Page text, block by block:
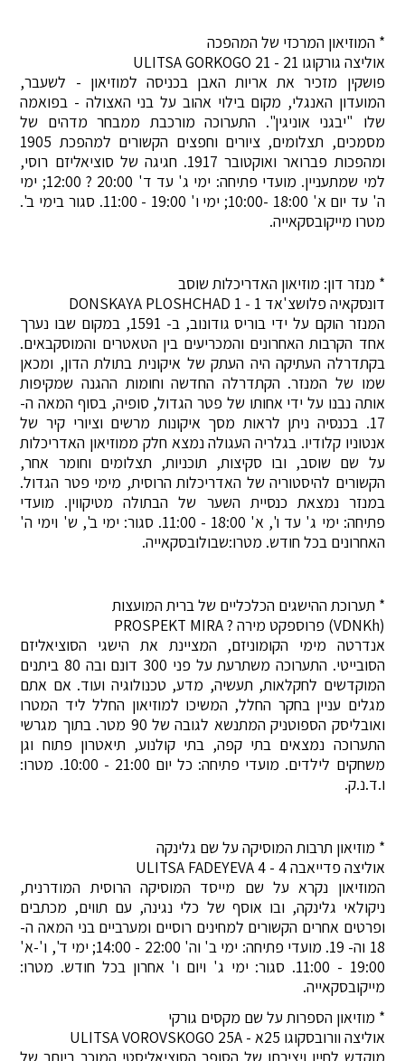
* המוזיאון המרכזי של המהפכה
אוליצה גורקוגו 21 - ULITSA GORKOGO 21
פושקין מזכיר את אריות האבן בכניסה למוזיאון - לשעבר,
המועדון האנגלי, מקום בילוי אהוב על בני האצולה - בפואמה
שלו "יבגני אוניגין". התערוכה מורכבת ממבחר מדהים של
מסמכים, תצלומים, ציורים וחפצים הקשורים למהפכת 1905
ומהפכות פברואר ואוקטובר 1917. חגיגה של סוציאליזם רוסי,
למי שמתעניין. מועדי פתיחה: ימי ג' עד ד' 20:00 ? 12:00; ימי
ה' עד יום א' 18:00 -10:00; ימי ו' 19:00 - 11:00. סגור בימי ב'.
מטרו מייקובסקאייה.
* מנזר דון: מוזיאון האדריכלות שוסב
דונסקאיה פלושצ'אד 1 - DONSKAYA PLOSHCHAD 1
המנזר הוקם על ידי בוריס גודונוב, ב- 1591, במקום שבו נערך
אחד הקרבות האחרונים והמכריעים בין הטאטרים והמוסקבאים.
בקתדרלה העתיקה היה העתק של איקונית בתולת הדון, ומכאן
שמו של המנזר. הקתדרלה החדשה וחומות ההגנה שמקיפות
אותה נבנו על ידי אחותו של פטר הגדול, סופיה, בסוף המאה ה-
17. בכנסיה ניתן לראות מסך איקונות מרשים וציורי קיר של
אנטוניו קלודיו. בגלריה העגולה נמצא חלק ממוזיאון האדריכלות
על שם שוסב, ובו סקיצות, תוכניות, תצלומים וחומר אחר,
הקשורים להיסטוריה של האדריכלות הרוסית, מימי פטר הגדול.
במנזר נמצאת כנסיית השער של הבתולה מטיקווין. מועדי
פתיחה: ימי ג' עד ו', א' 18:00 - 11:00. סגור: ימי ב', ש' וימי ה'
האחרונים בכל חודש. מטרו:שבולובסקאייה.
* תערוכת ההישגים הכלכליים של ברית המועצות
(VDNKh) פרוספקט מירה ? PROSPEKT MIRA
אנדרטה מימי הקומוניזם, המציינת את הישגי הסוציאליזם
הסובייטי. התערוכה משתרעת על פני 300 דונם ובה 80 ביתנים
המוקדשים לחקלאות, תעשיה, מדע, טכנולוגיה ועוד. אם אתם
מגלים עניין בחקר החלל, המשיכו למוזיאון החלל ליד המטרו
ואובליסק הספוטניק המתנשא לגובה של 90 מטר. בתוך מגרשי
התערוכה נמצאים בתי קפה, בתי קולנוע, תיאטרון פתוח וגן
משחקים לילדים. מועדי פתיחה: כל יום 21:00 - 10:00. מטרו:
ו.ד.נ.ק.
* מוזיאון תרבות המוסיקה על שם גלינקה
אוליצה פדייאבה 4 - ULITSA FADEYEVA 4
המוזיאון נקרא על שם מייסד המוסיקה הרוסית המודרנית,
ניקולאי גלינקה, ובו אוסף של כלי נגינה, עם תווים, מכתבים
ופרטים אחרים הקשורים למחינים רוסיים ומערביים בני המאה ה-
18 וה- 19. מועדי פתיחה: ימי ב' וה' 22:00 - 14:00; ימי ד', ו'-א'
19:00 - 11:00. סגור: ימי ג' ויום ו' אחרון בכל חודש. מטרו:
מייקובסקאייה.
* מוזיאון הספרות על שם מקסים גורקי
אוליצה וורובסקוגו 25א - ULITSA VOROVSKOGO 25A